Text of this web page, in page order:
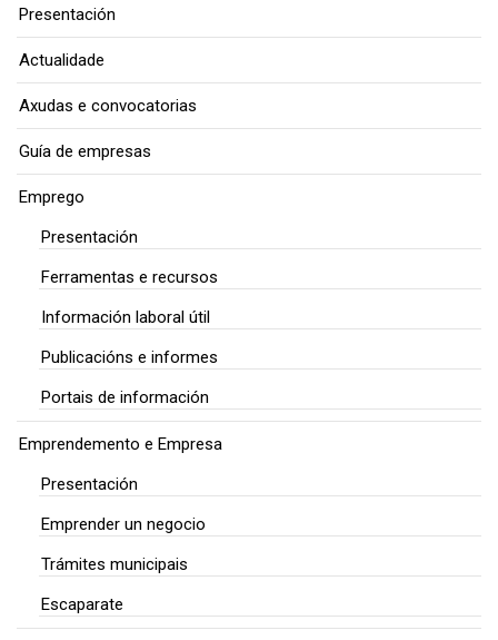
Presentación
Actualidade
Axudas e convocatorias
Guía de empresas
Emprego
Presentación
Ferramentas e recursos
Información laboral útil
Publicacións e informes
Portais de información
Emprendemento e Empresa
Presentación
Emprender un negocio
Trámites municipais
Escaparate